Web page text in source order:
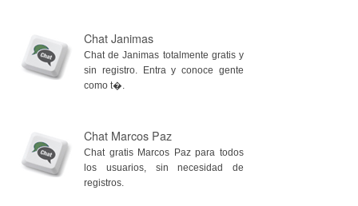
Chat Janimas
Chat de Janimas totalmente gratis y
sin registro. Entra y conoce gente
como t�.
Chat Marcos Paz
Chat gratis Marcos Paz para todos
los usuarios, sin necesidad de
registros.